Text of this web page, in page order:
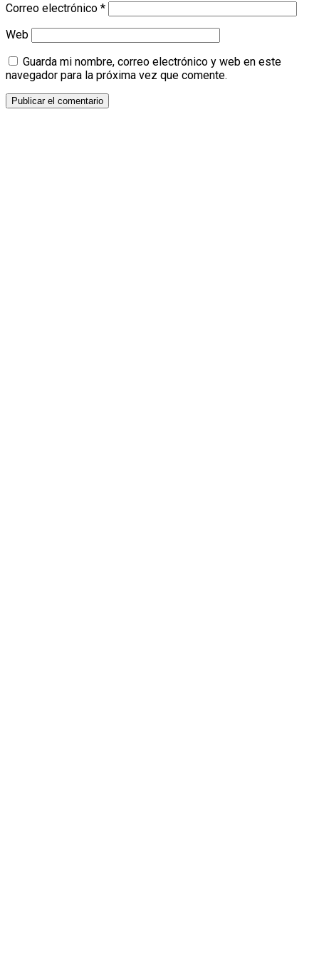
Correo electrónico *
Web
Guarda mi nombre, correo electrónico y web en este
navegador para la próxima vez que comente.